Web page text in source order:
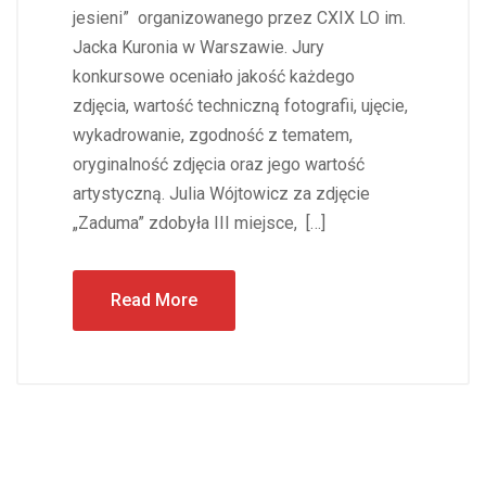
jesieni” organizowanego przez CXIX LO im.
Jacka Kuronia w Warszawie. Jury
konkursowe oceniało jakość każdego
zdjęcia, wartość techniczną fotografii, ujęcie,
wykadrowanie, zgodność z tematem,
oryginalność zdjęcia oraz jego wartość
artystyczną. Julia Wójtowicz za zdjęcie
„Zaduma” zdobyła III miejsce, […]
Read More